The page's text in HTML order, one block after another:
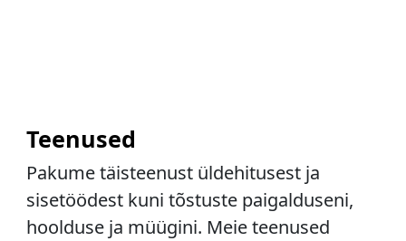
Teenused
Pakume täisteenust üldehitusest ja
sisetöödest kuni tõstuste paigalduseni,
hoolduse ja müügini. Meie teenused